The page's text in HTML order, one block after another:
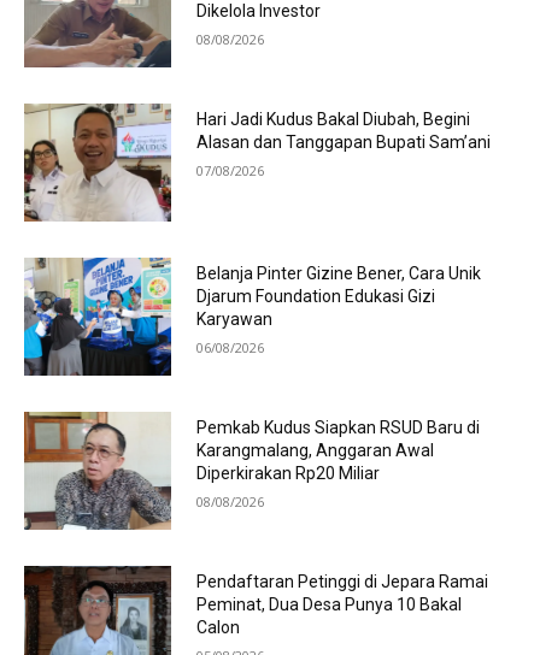
Dikelola Investor
08/08/2026
Hari Jadi Kudus Bakal Diubah, Begini
Alasan dan Tanggapan Bupati Sam’ani
07/08/2026
Belanja Pinter Gizine Bener, Cara Unik
Djarum Foundation Edukasi Gizi
Karyawan
06/08/2026
Pemkab Kudus Siapkan RSUD Baru di
Karangmalang, Anggaran Awal
Diperkirakan Rp20 Miliar
08/08/2026
Pendaftaran Petinggi di Jepara Ramai
Peminat, Dua Desa Punya 10 Bakal
Calon